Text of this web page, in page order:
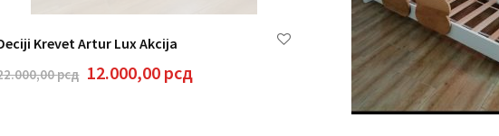
Krevet Artur Lux Akcija
рсд Originalna
12.000,00 рсдTrenutna